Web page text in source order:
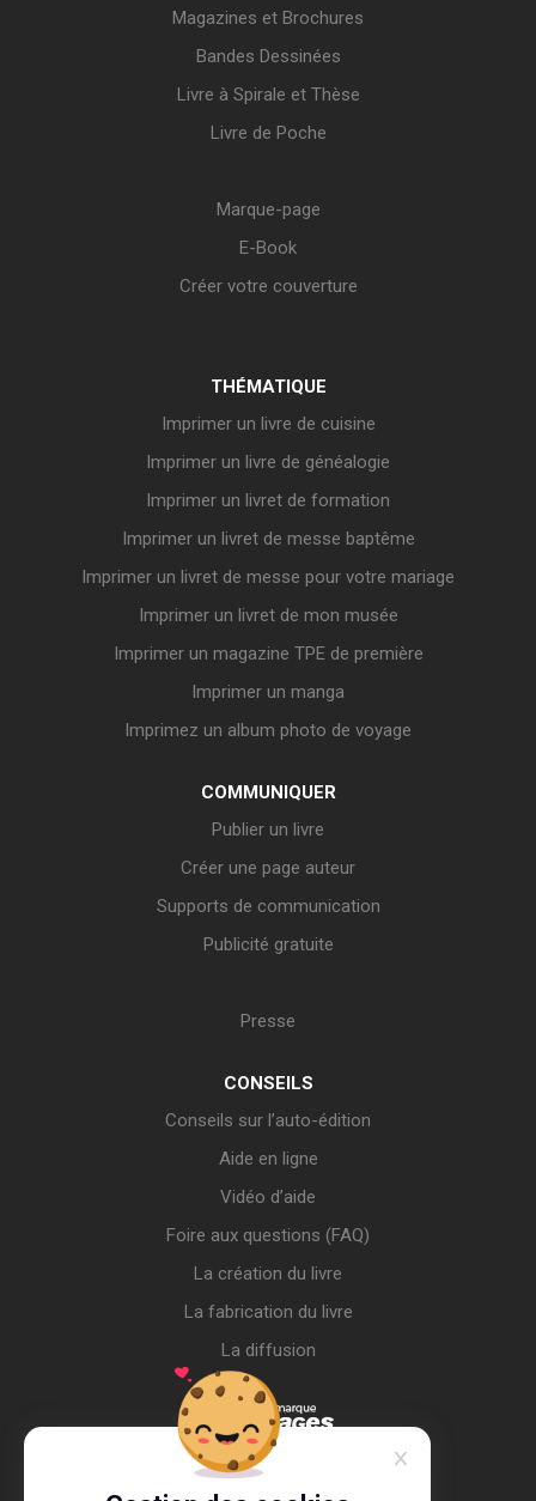
Magazines et Brochures
Bandes Dessinées
Livre à Spirale et Thèse
Livre de Poche
Marque-page
E-Book
Créer votre couverture
THÉMATIQUE
Imprimer un livre de cuisine
Imprimer un livre de généalogie
Imprimer un livret de formation
Imprimer un livret de messe baptême
Imprimer un livret de messe pour votre mariage
Imprimer un livret de mon musée
Imprimer un magazine TPE de première
Imprimer un manga
Imprimez un album photo de voyage
COMMUNIQUER
Publier un livre
Créer une page auteur
Supports de communication
Publicité gratuite
Presse
CONSEILS
Conseils sur l’auto-édition
Aide en ligne
Vidéo d’aide
Foire aux questions (FAQ)
La création du livre
La fabrication du livre
La diffusion